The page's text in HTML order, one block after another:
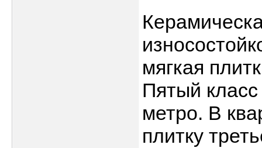
мягкая
Пятый
метро. В
плитку